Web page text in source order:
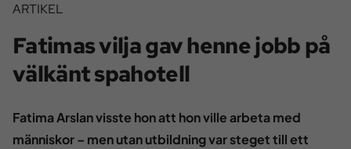
ARTIKEL
Fatimas vilja gav henne jobb på
välkänt spahotell
Fatima Arslan visste hon att hon ville arbeta med
människor – men utan utbildning var steget till ett